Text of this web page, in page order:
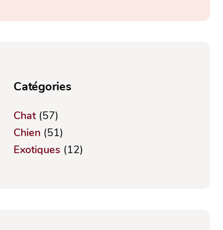
Catégories
Chat(57)
Chien (51)
Exotiques (12)